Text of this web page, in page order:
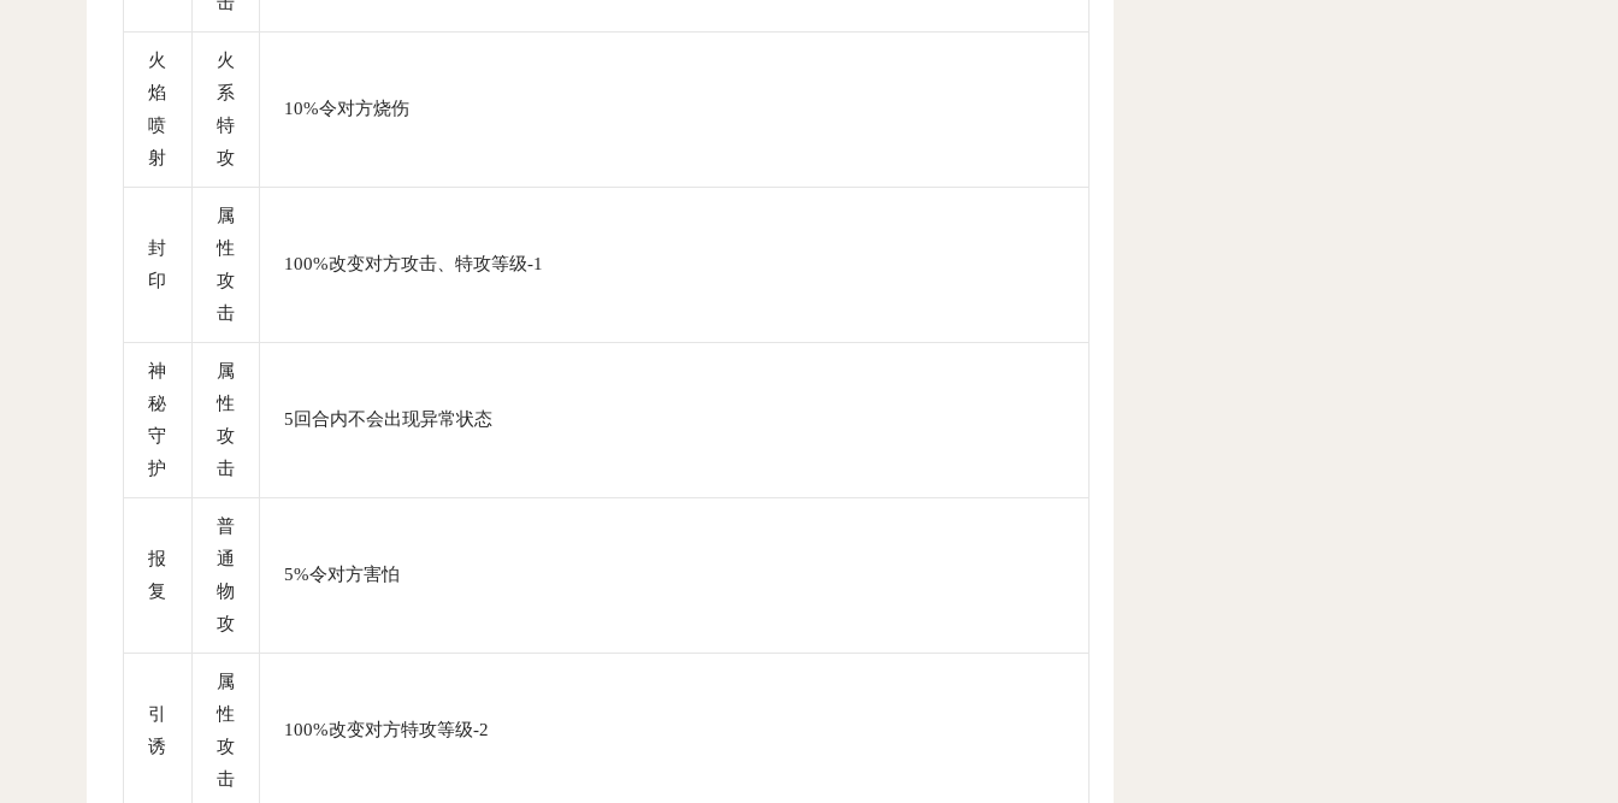
火
焰
喷
射
火
系
特
攻
10%令对方烧伤
封
印
属
性
攻
击
100%改变对方攻击、特攻等级-1
神
秘
守
护
属
性
攻
击
5回合内不会出现异常状态
报
复
普
通
物
攻
5%令对方害怕
引
诱
属
性
攻
击
100%改变对方特攻等级-2